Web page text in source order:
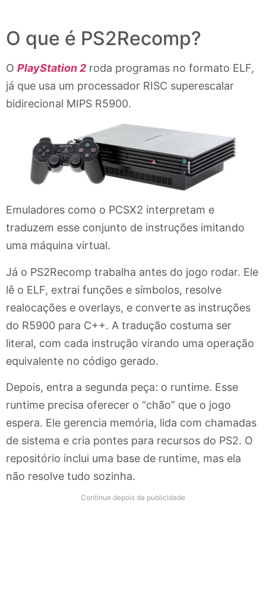
O que é PS2Recomp?
O PlayStation 2 roda programas no formato ELF,
já que usa um processador RISC superescalar
bidirecional MIPS R5900.
Emuladores como o PCSX2 interpretam e
traduzem esse conjunto de instruções imitando
uma máquina virtual.
Já o PS2Recomp trabalha antes do jogo rodar. Ele
lê o ELF, extrai funções e símbolos, resolve
realocações e overlays, e converte as instruções
do R5900 para C++. A tradução costuma ser
literal, com cada instrução virando uma operação
equivalente no código gerado.
Depois, entra a segunda peça: o runtime. Esse
runtime precisa oferecer o “chão” que o jogo
espera. Ele gerencia memória, lida com chamadas
de sistema e cria pontes para recursos do PS2. O
repositório inclui uma base de runtime, mas ela
não resolve tudo sozinha.
Continue depois da publicidade